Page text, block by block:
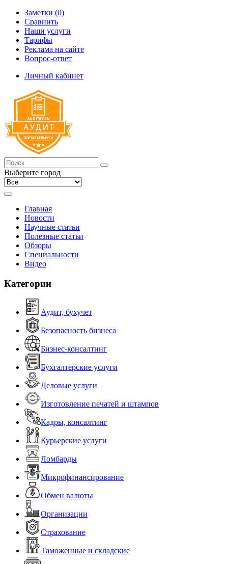
Заметки (0)
Сравнить
Наши услуги
Тарифы
Реклама на сайте
Вопрос-ответ
Личный кабинет
Выберите город
Главная
Новости
Научные статьи
Полезные статьи
Обзоры
Специальности
Видео
Категории
Аудит, бухучет
Безопасность бизнеса
Бизнес-консалтинг
Бухгалтерские услуги
Деловые услуги
Изготовление печатей и штампов
Кадры, консалтинг
Курьерские услуги
Ломбарды
Микрофинансирование
Обмен валюты
Организации
Страхование
Таможенные и складские